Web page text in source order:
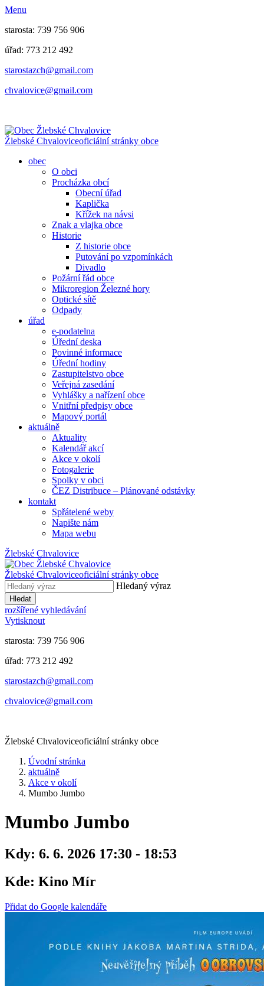
Menu
starosta: 739 756 906
úřad: 773 212 492
​​​​starostazch@gmail.com
​​​​chvalovice@gmail.com
Žlebské Chvaloviceoficiální stránky obce
obec
O obci
Procházka obcí
Obecní úřad
Kaplička
Křížek na návsi
Znak a vlajka obce
Historie
Z historie obce
Putování po vzpomínkách
Divadlo
Požární řád obce
Mikroregion Železné hory
Optické sítě
Odpady
úřad
e-podatelna
Úřední deska
Povinné informace
Úřední hodiny
Zastupitelstvo obce
Veřejná zasedání
Vyhlášky a nařízení obce
Vnitřní předpisy obce
Mapový portál
aktuálně
Aktuality
Kalendář akcí
Akce v okolí
Fotogalerie
Spolky v obci
ČEZ Distribuce – Plánované odstávky
kontakt
Spřátelené weby
Napište nám
Mapa webu
Žlebské Chvalovice
Žlebské Chvaloviceoficiální stránky obce
Hledaný výraz
Hledat
rozšířené vyhledávání
Vytisknout
starosta: 739 756 906
úřad: 773 212 492
​​​​starostazch@gmail.com
​​​​chvalovice@gmail.com
Žlebské Chvaloviceoficiální stránky obce
Úvodní stránka
aktuálně
Akce v okolí
Mumbo Jumbo
Mumbo Jumbo
Kdy: 6. 6. 2026 17:30 - 18:53
Kde: Kino Mír
Přidat do Google kalendáře